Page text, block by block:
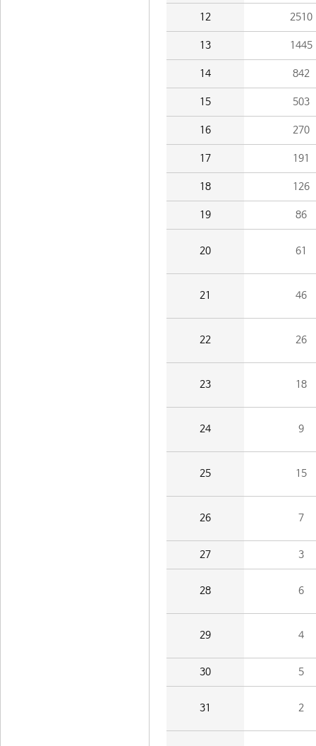
12 2510
13 1445
14 842
15 503
16 270
17 191
18 126
19 86
20 61
21 46
22 26
23 18
24 9
25 15
26 7
27 3
28 6
29 4
30 5
31 2